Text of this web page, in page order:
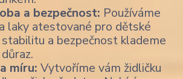
a bezpečnost: Používáme
laky atestované pro dětské
stabilitu a bezpečnost klademe
míru: Vytvoříme vám židličku